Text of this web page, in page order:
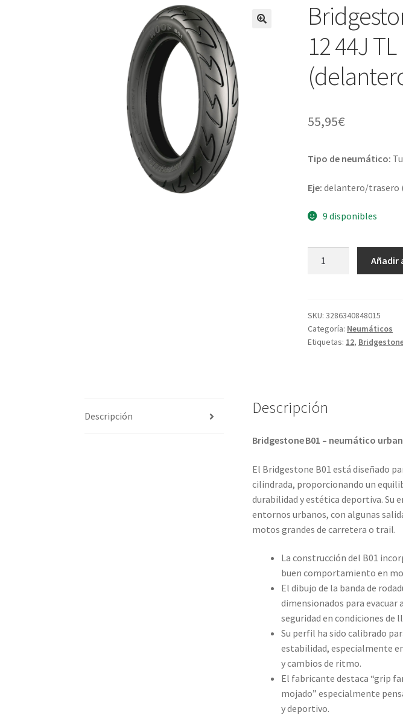
12 44J TL
55,95€
Tipo de neumático:
Eje:delantero/trasero
9 disponibles
-
12
44J
Añadir
SKU:3286340848015
Categoría: Neumáticos
Etiquetas: 12,
Descripción Descripción
Bridgestone B01 – neumático
El Bridgestone B01 está diseñado
cilindrada, proporcionando un
durabilidad y estética deportiva. Su
entornos urbanos, con algunas
motos grandes de carretera o trail.
La construcción del B01
buen comportamiento en
El dibujo de la banda de
dimensionados para
seguridad en condiciones de
Su perfil ha sido calibrado
estabilidad, especialmente
y cambios de ritmo.
El fabricante destaca “grip
mojado” especialmente
y deportivo.